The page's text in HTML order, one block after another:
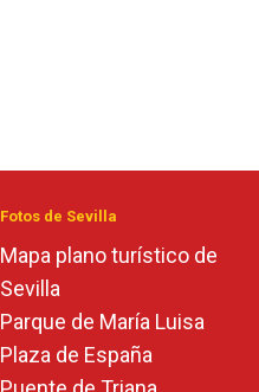
Fotos de Sevilla
Mapa plano turístico de
Sevilla
Parque de María Luisa
Plaza de España